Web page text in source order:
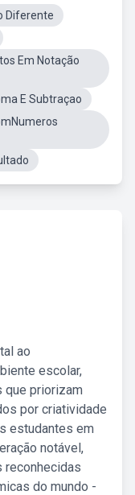
Diferente
Em Notação
E Subtraçao
ao
escolar,
que priorizam
por criatividade
estudantes em
notável,
reconhecidas
do mundo -